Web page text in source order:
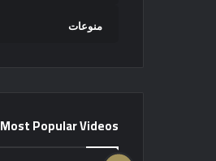
منوعات
Most Popular Videos